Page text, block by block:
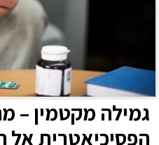
גמילה מקטמין –
הפסיכיאטרית אל